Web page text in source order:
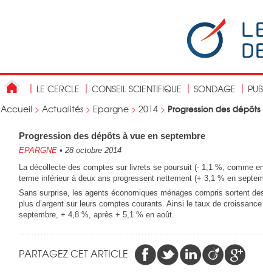
LE CERCLE CONSEIL SCIENTIFIQUE SONDAGE
Accueil > Actualités > Epargne > 2014 > Progression des
Progression des dépôts à vue en septembre
EPARGNE • 28 octobre 2014
La décollecte des comptes sur livrets se poursuit (- 1,1 %, comme
terme inférieur à deux ans progressent nettement (+ 3,1 % en
Sans surprise, les agents économiques ménages compris sortent
plus d’argent sur leurs comptes courants. Ainsi le taux de
septembre, + 4,8 %, après + 5,1 % en août.
PARTAGEZ CET ARTICLE